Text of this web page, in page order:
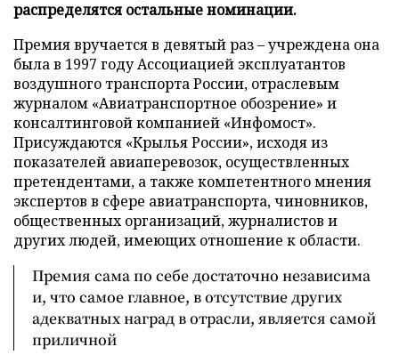
распределятся остальные номинации.
Премия вручается в девятый раз – учреждена она
была в 1997 году Ассоциацией эксплуатантов
воздушного транспорта России, отраслевым
журналом «Авиатранспортное обозрение» и
консалтинговой компанией «Инфомост».
Присуждаются «Крылья России», исходя из
показателей авиаперевозок, осуществленных
претендентами, а также компетентного мнения
экспертов в сфере авиатранспорта, чиновников,
общественных организаций, журналистов и
других людей, имеющих отношение к области.
Премия сама по себе достаточно независима
и, что самое главное, в отсутствие других
адекватных наград в отрасли, является самой
приличной